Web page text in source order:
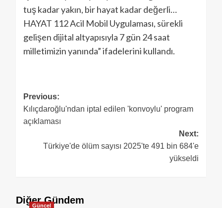
tuş kadar yakın, bir hayat kadar değerli…
HAYAT 112 Acil Mobil Uygulaması, sürekli
gelişen dijital altyapısıyla 7 gün 24 saat
milletimizin yanında” ifadelerini kullandı.
Previous:
Kılıçdaroğlu'ndan iptal edilen 'konvoylu' program
açıklaması
Next:
Türkiye'de ölüm sayısı 2025'te 491 bin 684'e
yükseldi
Diğer Gündem
Güncel